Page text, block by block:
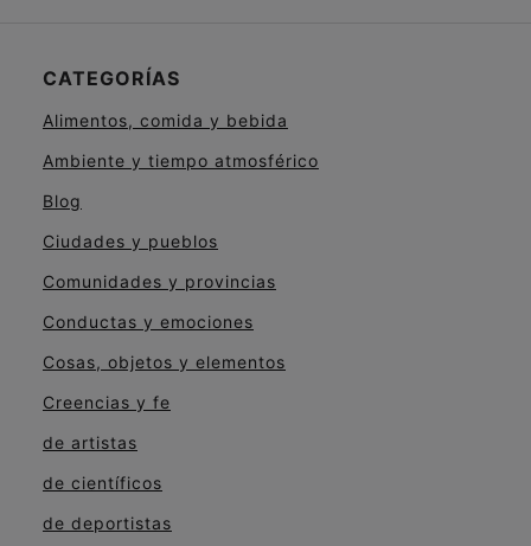
CATEGORÍAS
Alimentos, comida y bebida
Ambiente y tiempo atmosférico
Blog
Ciudades y pueblos
Comunidades y provincias
Conductas y emociones
Cosas, objetos y elementos
Creencias y fe
de artistas
de científicos
de deportistas